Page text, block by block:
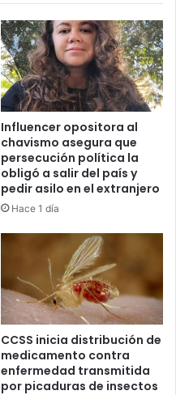
Influencer opositora al
chavismo asegura que
persecución política la
obligó a salir del país y
pedir asilo en el extranjero
Hace 1 día
CCSS inicia distribución de
medicamento contra
enfermedad transmitida
por picaduras de insectos